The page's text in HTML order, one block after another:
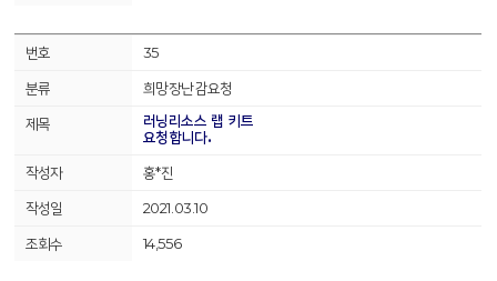
35
희망장난감요청
러닝리소스 랩 키트
요청합니다.
홍*진
2021.03.10
14,556